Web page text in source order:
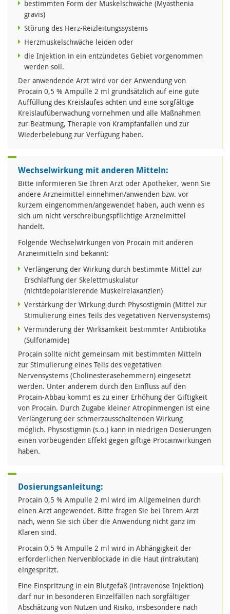
bestimmten Form der Muskelschwäche (Myasthenia
gravis)
Störung des Herz-Reizleitungssystems
Herzmuskelschwäche leiden oder
die Injektion in ein entzündetes Gebiet vorgenommen
werden soll.
Der anwendende Arzt wird vor der Anwendung von
Procain 0,5 % Ampulle 2 ml grundsätzlich auf eine gute
Auffüllung des Kreislaufes achten und eine sorgfältige
Kreislaufüberwachung vornehmen und alle Maßnahmen
zur Beatmung, Therapie von Krampfanfällen und zur
Wiederbelebung zur Verfügung haben.
Wechselwirkung mit anderen Mitteln:
Bitte informieren Sie Ihren Arzt oder Apotheker, wenn Sie
andere Arzneimittel einnehmen/anwenden bzw. vor
kurzem eingenommen/angewendet haben, auch wenn es
sich um nicht verschreibungspflichtige Arzneimittel
handelt.
Folgende Wechselwirkungen von Procain mit anderen
Arzneimitteln sind bekannt:
Verlängerung der Wirkung durch bestimmte Mittel zur
Erschlaffung der Skelettmuskulatur
(nichtdepolarisierende Muskelrelaxanzien)
Verstärkung der Wirkung durch Physostigmin (Mittel zur
Stimulierung eines Teils des vegetativen Nervensystems)
Verminderung der Wirksamkeit bestimmter Antibiotika
(Sulfonamide)
Procain sollte nicht gemeinsam mit bestimmten Mitteln
zur Stimulierung eines Teils des vegetativen
Nervensystems (Cholinesterasehemmern) eingesetzt
werden. Unter anderem durch den Einfluss auf den
Procain-Abbau kommt es zu einer Erhöhung der Giftigkeit
von Procain. Durch Zugabe kleiner Atropinmengen ist eine
Verlängerung der schmerzausschaltenden Wirkung
möglich. Physostigmin (s.o.) kann in niedrigen Dosierungen
einen vorbeugenden Effekt gegen giftige Procainwirkungen
haben.
Dosierungsanleitung:
Procain 0,5 % Ampulle 2 ml wird im Allgemeinen durch
einen Arzt angewendet. Bitte fragen Sie bei Ihrem Arzt
nach, wenn Sie sich über die Anwendung nicht ganz im
Klaren sind.
Procain 0,5 % Ampulle 2 ml wird in Abhängigkeit der
erforderlichen Nervenblockade in die Haut (intrakutan)
eingespritzt.
Eine Einspritzung in ein Blutgefäß (intravenöse Injektion)
darf nur in besonderen Einzelfällen nach sorgfältiger
Abschätzung von Nutzen und Risiko, insbesondere nach